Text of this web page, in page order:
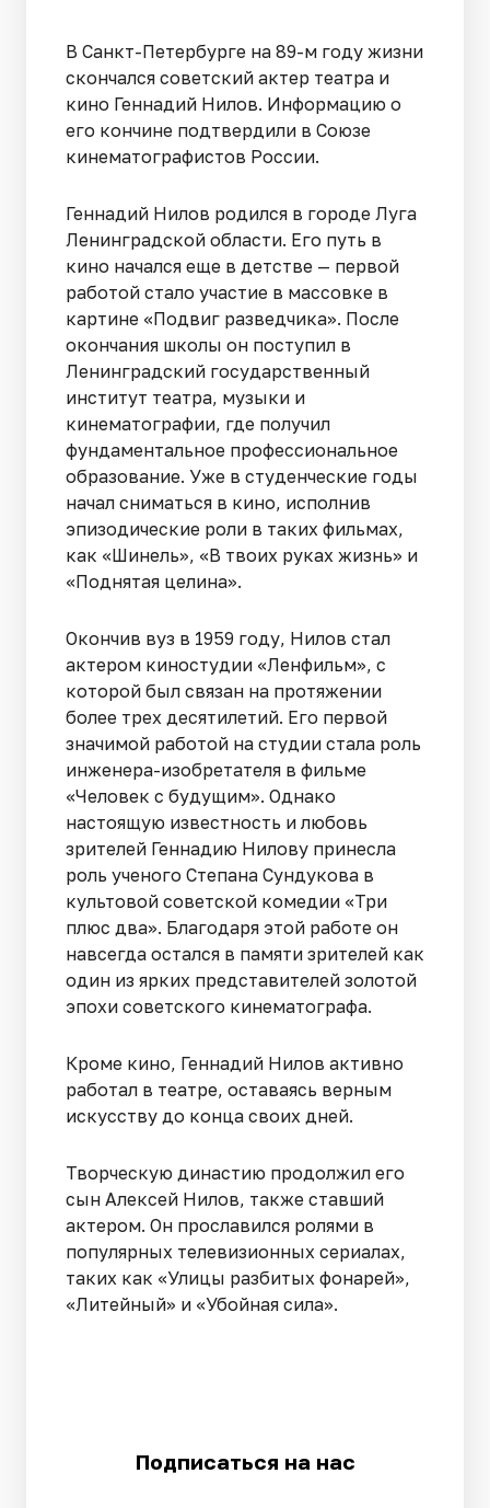
В Санкт-Петербурге на 89-м году жизни
скончался советский актер театра и
кино Геннадий Нилов. Информацию о
его кончине подтвердили в Союзе
кинематографистов России.
Геннадий Нилов родился в городе Луга
Ленинградской области. Его путь в
кино начался еще в детстве — первой
работой стало участие в массовке в
картине «Подвиг разведчика». После
окончания школы он поступил в
Ленинградский государственный
институт театра, музыки и
кинематографии, где получил
фундаментальное профессиональное
образование. Уже в студенческие годы
начал сниматься в кино, исполнив
эпизодические роли в таких фильмах,
как «Шинель», «В твоих руках жизнь» и
«Поднятая целина».
Окончив вуз в 1959 году, Нилов стал
актером киностудии «Ленфильм», с
которой был связан на протяжении
более трех десятилетий. Его первой
значимой работой на студии стала роль
инженера-изобретателя в фильме
«Человек с будущим». Однако
настоящую известность и любовь
зрителей Геннадию Нилову принесла
роль ученого Степана Сундукова в
культовой советской комедии «Три
плюс два». Благодаря этой работе он
навсегда остался в памяти зрителей как
один из ярких представителей золотой
эпохи советского кинематографа.
Кроме кино, Геннадий Нилов активно
работал в театре, оставаясь верным
искусству до конца своих дней.
Творческую династию продолжил его
сын Алексей Нилов, также ставший
актером. Он прославился ролями в
популярных телевизионных сериалах,
таких как «Улицы разбитых фонарей»,
«Литейный» и «Убойная сила».
Подписаться на нас